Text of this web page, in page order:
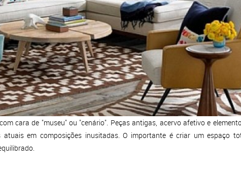
cara de "museu" ou "cenário". Peças antigas, acervo afetivo e
em composições inusitadas. O importante é criar um espaço